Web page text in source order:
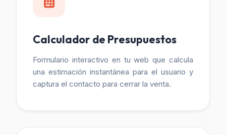
Calculador de Presupuestos
Formulario interactivo en tu web que calcula
una estimación instantánea para el usuario y
captura el contacto para cerrar la venta.